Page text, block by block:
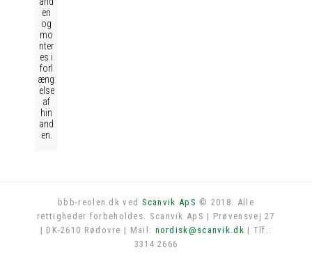
en
og
mo
nter
es i
forl
æng
else
af
hin
and
en.
bbb-reolen.dk ved Scanvik ApS © 2018. Alle
rettigheder forbeholdes. Scanvik ApS | Prøvensvej 27
| DK-2610 Rødovre | Mail: nordisk@scanvik.dk | Tlf.:
3314 2666
Log in